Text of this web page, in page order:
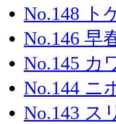
No.148 ト
No.146 早
No.145 カ
No.144 ニ
No.143